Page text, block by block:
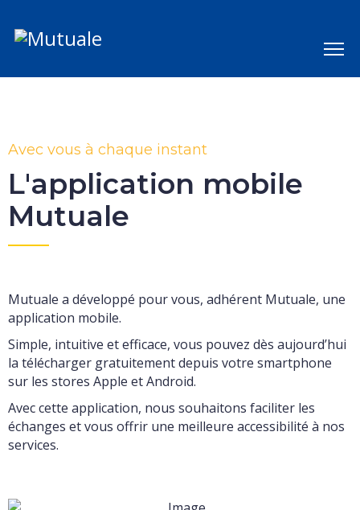
Avec vous à chaque instant
L'application mobile
Mutuale
Mutuale a développé pour vous, adhérent Mutuale, une
application mobile.
Simple, intuitive et efficace, vous pouvez dès aujourd’hui
la télécharger gratuitement depuis votre smartphone
sur les stores Apple et Android.
Avec cette application, nous souhaitons faciliter les
échanges et vous offrir une meilleure accessibilité à nos
services.